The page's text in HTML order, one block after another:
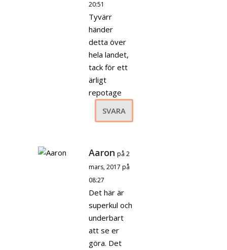
20:51
Tyvärr
händer
detta över
hela landet,
tack för ett
ärligt
repotage
SVARA
Aaron på 2
mars, 2017 på
08:27
Det här är
superkul och
underbart
att se er
göra. Det